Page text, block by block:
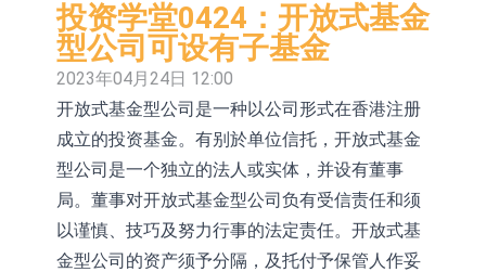
于2026年8月12日进行投标
香港证监会就中国糖果前高管的失当
行为取得13年取消资格令
【异动股】港股跌幅榜前十，融信中
国(03301.HK)跌38.98%，德信服务集
团(02215.HK)跌35.71%
【异动股】港股涨幅榜前十，生物系
统工程股权(02902.HK)涨+218.75%，
敏捷控股(00186.HK)涨+82.50%
地纬智能：暂未开展对外的语料商业
化服务
嘉立创：公司主要提供EDA/CAM、
PCB、电子元器件等电子及机械产业
工信部：鼓励民爆企业依法依规实施
投资学堂0424：开放式基金
型公司可设有子基金
2023年04月24日 12:00
开放式基金型公司是一种以公司形式在香港注册
成立的投资基金。有别於单位信托，开放式基金
型公司是一个独立的法人或实体，并设有董事
局。董事对开放式基金型公司负有受信责任和须
以谨慎、技巧及努力行事的法定责任。开放式基
金型公司的资产须予分隔，及托付予保管人作妥